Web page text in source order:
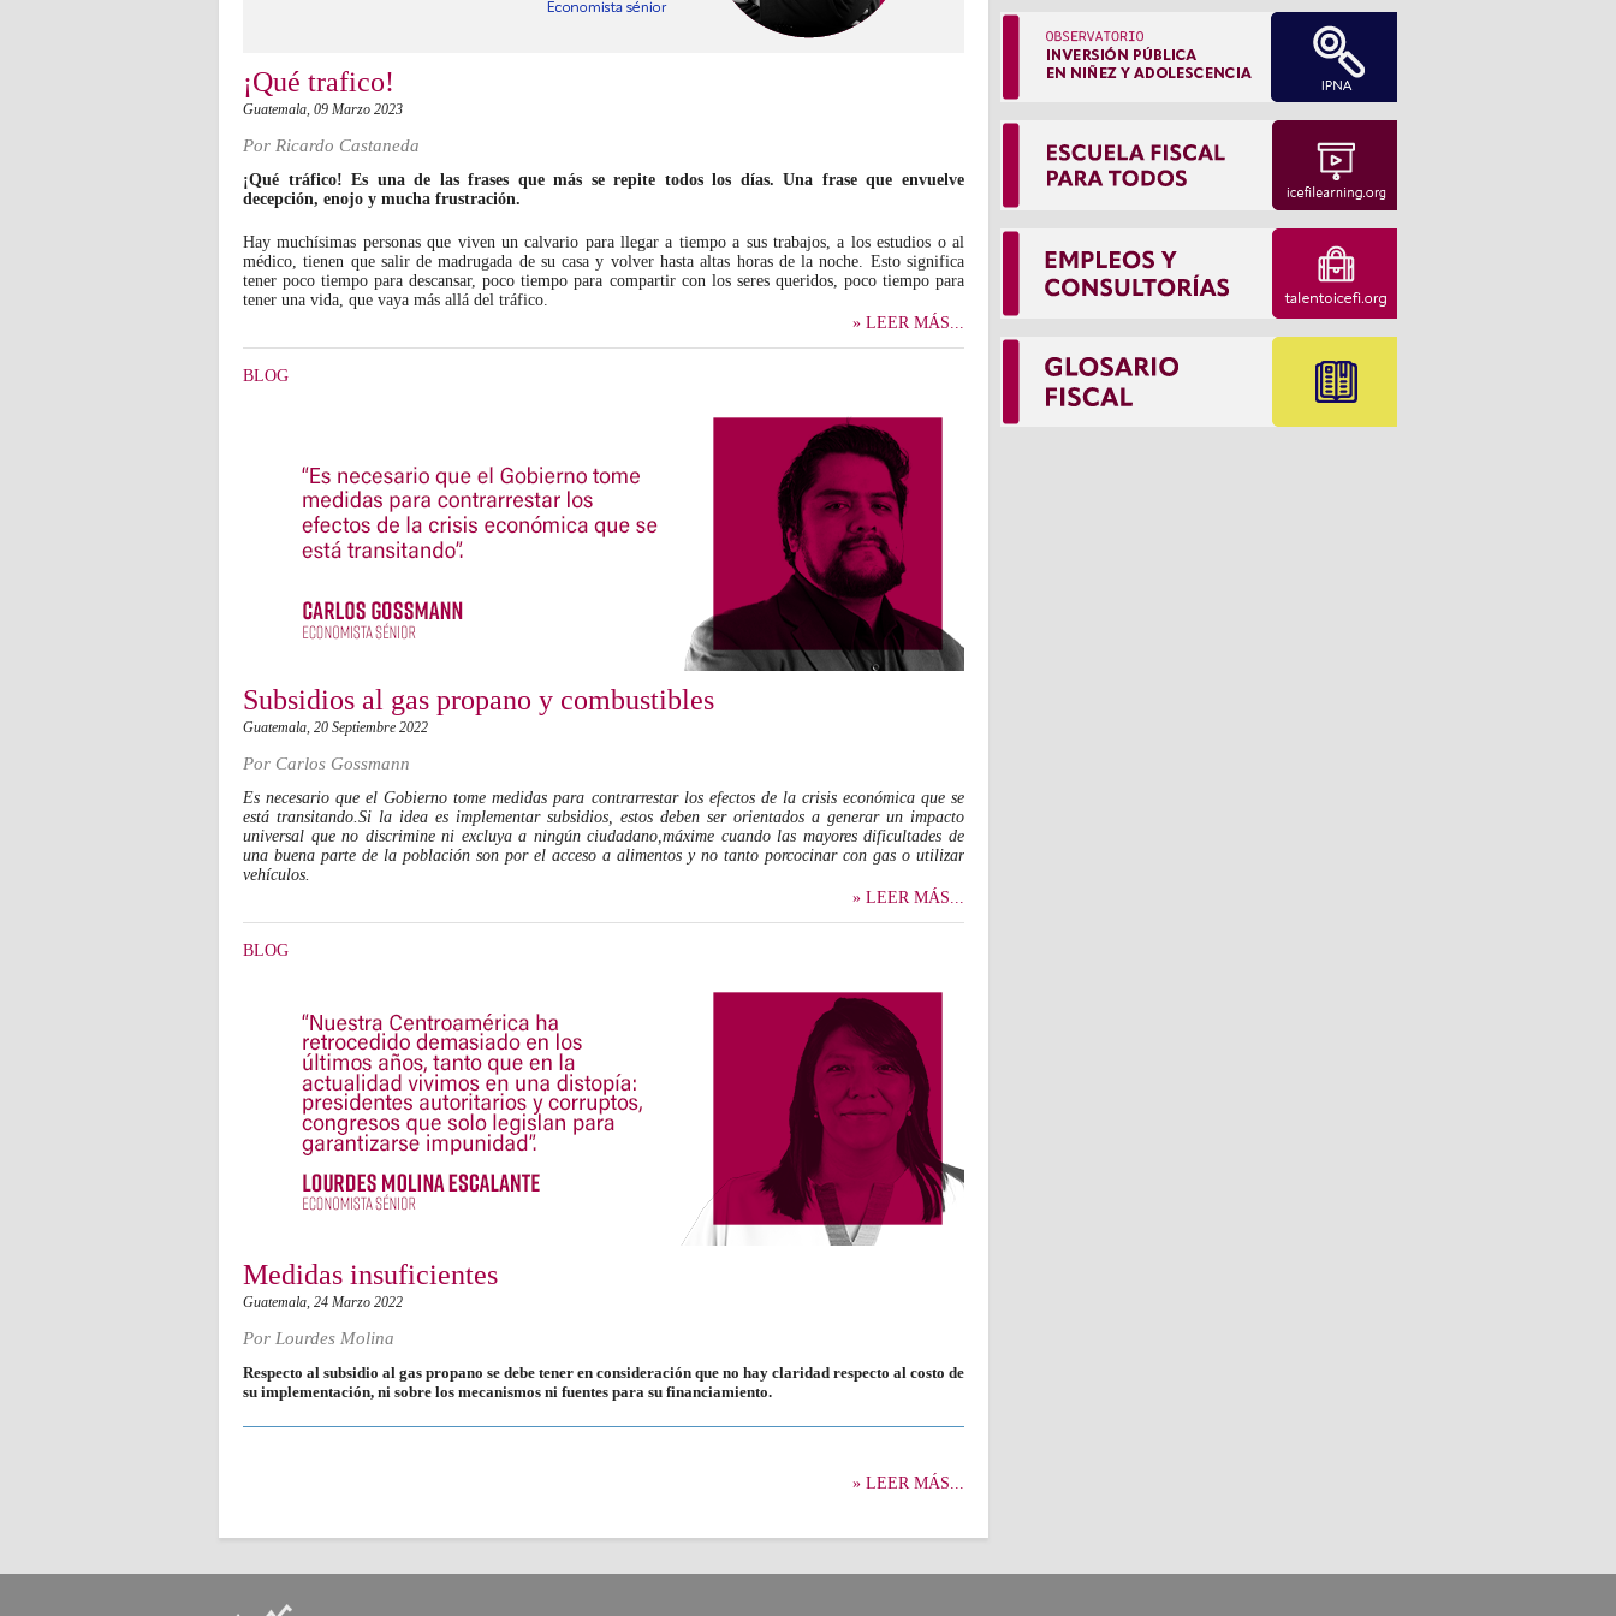
¡Qué trafico!
Guatemala, 09 Marzo 2023
Por Ricardo Castaneda
¡Qué tráfico! Es una de las frases que más se repite todos los días. Una frase que envuelve
decepción, enojo y mucha frustración.
Hay muchísimas personas que viven un calvario para llegar a tiempo a sus trabajos, a los estudios o al
médico, tienen que salir de madrugada de su casa y volver hasta altas horas de la noche. Esto significa
tener poco tiempo para descansar, poco tiempo para compartir con los seres queridos, poco tiempo para
tener una vida, que vaya más allá del tráfico.
» LEER MÁS...
BLOG
Subsidios al gas propano y combustibles
Guatemala, 20 Septiembre 2022
Por Carlos Gossmann
Es necesario que el Gobierno tome medidas para contrarrestar los efectos de la crisis económica que se
está transitando.Si la idea es implementar subsidios, estos deben ser orientados a generar un impacto
universal que no discrimine ni excluya a ningún ciudadano,máxime cuando las mayores dificultades de
una buena parte de la población son por el acceso a alimentos y no tanto porcocinar con gas o utilizar
vehículos.
» LEER MÁS...
BLOG
Medidas insuficientes
Guatemala, 24 Marzo 2022
Por Lourdes Molina
Respecto al subsidio al gas propano se debe tener en consideración que no hay claridad respecto al costo de
su implementación, ni sobre los mecanismos ni fuentes para su financiamiento.
» LEER MÁS...